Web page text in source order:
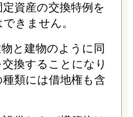
資産の交換特例を
きません。
と建物のように同
換することになり
類には借地権も含